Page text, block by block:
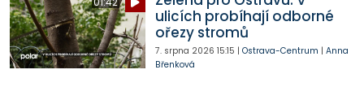
ulicích probíhají odborné
ořezy stromů
7. srpna 2026 15:15 | Ostrava-Centrum | Anna
Břenková